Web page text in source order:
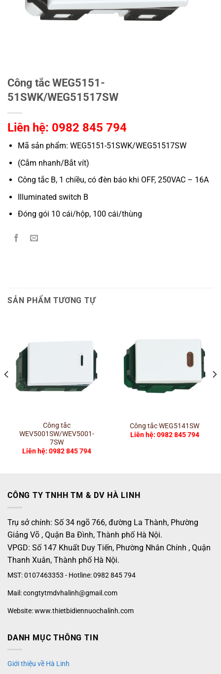
Công tắc WEG5151-
51SWK/WEG51517SW
Liên hệ: 0982 845 794
Mã sản phẩm: WEG5151-51SWK/WEG51517SW
(Cắm nhanh/Bắt vít)
Công tắc B, 1 chiều, có đèn báo khi OFF, 250VAC – 16A
Illuminated switch B
Đóng gói 10 cái/hộp, 100 cái/thùng
SẢN PHẨM TƯƠNG TỰ
Công tắc
WEV5001SW/WEV5001-
7SW
Liên hệ: 0982 845 794
Công tắc WEG5141SW
Liên hệ: 0982 845 794
CÔNG TY TNHH TM & DV HÀ LINH
Trụ sở chính: Số 34 ngõ 766, đường La Thành, Phường
Giảng Võ , Quận Ba Đình, Thành phố Hà Nội.
VPGD: Số 147 Khuất Duy Tiến, Phường Nhân Chính , Quận
Thanh Xuân, Thành phố Hà Nội.
MST: 0107463353 - Hotline: 0982 845 794
Mail: congtytmdvhalinh@gmail.com
Website: www.thietbidiennuochalinh.com
DANH MỤC THÔNG TIN
Giới thiệu về Hà Linh